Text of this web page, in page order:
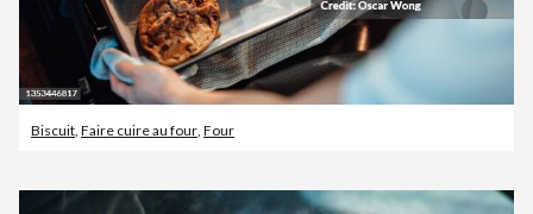
Biscuit, Faire cuire au four, Four